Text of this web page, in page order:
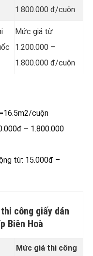
1.800.000 đ/cuộn
Mức giá từ
1.200.000 –
1.800.000 đ/cuộn
cuộn
– 1.800.000
từ: 15.000đ –
công giấy dán
Biên Hoà
Mức giá thi công